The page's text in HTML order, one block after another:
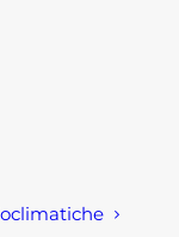
bianco
la
di